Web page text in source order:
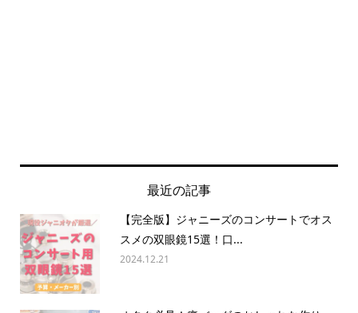
最近の記事
【完全版】ジャニーズのコンサートでオス
スメの双眼鏡15選！口...
2024.12.21